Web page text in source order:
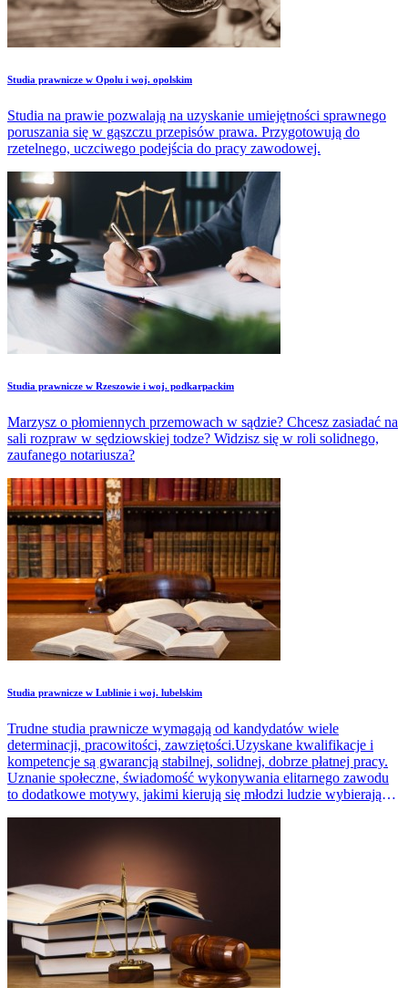
Studia prawnicze w Opolu i woj. opolskim
Studia na prawie pozwalają na uzyskanie umiejętności sprawnego
poruszania się w gąszczu przepisów prawa. Przygotowują do
rzetelnego, uczciwego podejścia do pracy zawodowej.
Studia prawnicze w Rzeszowie i woj. podkarpackim
Marzysz o płomiennych przemowach w sądzie? Chcesz zasiadać na
sali rozpraw w sędziowskiej todze? Widzisz się w roli solidnego,
zaufanego notariusza?
Studia prawnicze w Lublinie i woj. lubelskim
Trudne studia prawnicze wymagają od kandydatów wiele
determinacji, pracowitości, zawziętości.Uzyskane kwalifikacje i
kompetencje są gwarancją stabilnej, solidnej, dobrze płatnej pracy.
Uznanie społeczne, świadomość wykonywania elitarnego zawodu
to dodatkowe motywy, jakimi kierują się młodzi ludzie wybierając